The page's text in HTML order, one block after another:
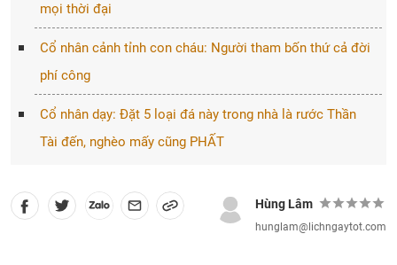
mọi thời đại
Cổ nhân cảnh tỉnh con cháu: Người tham bốn thứ cả đời
phí công
Cổ nhân dạy: Đặt 5 loại đá này trong nhà là rước Thần
Tài đến, nghèo mấy cũng PHẤT
Hùng Lâm
hunglam@lichngaytot.com